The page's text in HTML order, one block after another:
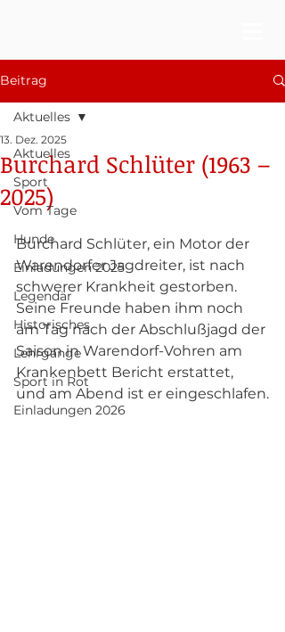
Beitrag
Aktuelles
Sport
Vom Tage
Hunde
Einladungen 2025
Legendär
Historisches
Lehrgänge
Sport in Rot
Einladungen 2026
Aktuelles
Burchard Schlüter (1963 –
2025)
13. Dez. 2025
Burchard Schlüter, ein Motor der
Warendorfer Jagdreiter, ist nach
schwerer Krankheit gestorben.
Seine Freunde haben ihm noch
am Tag nach der Abschlußjagd der
Saison in Warendorf-Vohren am
Krankenbett Bericht erstattet,
und am Abend ist er eingeschlafen.